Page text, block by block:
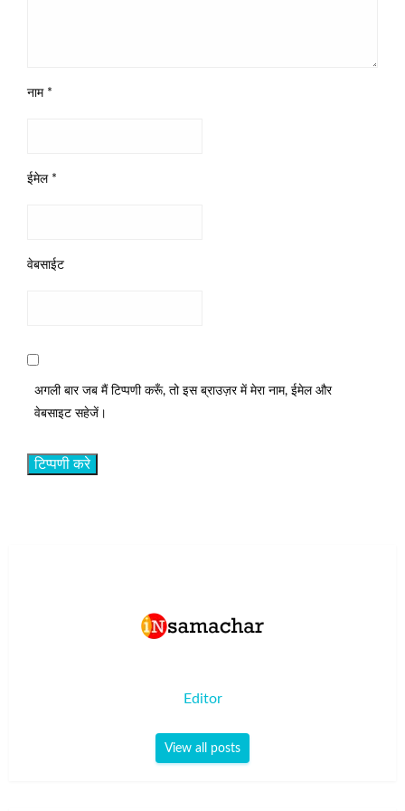
नाम *
ईमेल *
वेबसाईट
अगली बार जब मैं टिप्पणी करूँ, तो इस ब्राउज़र में मेरा नाम, ईमेल और
वेबसाइट सहेजें।
Editor
View all posts